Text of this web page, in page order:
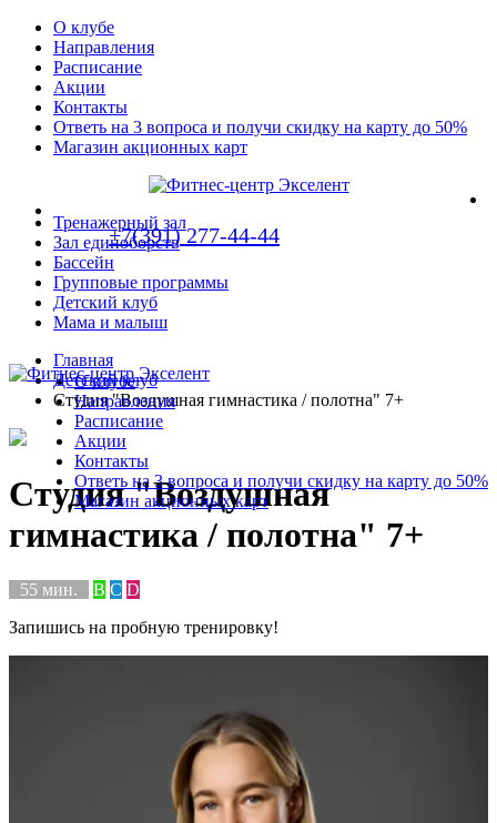
О клубе
Направления
Расписание
Акции
Контакты
Ответь на 3 вопроса и получи скидку на карту до 50%
Магазин акционных карт
+7(391) 277-44-44
Тренажерный зал
Зал единоборств
Бассейн
Групповые программы
Детский клуб
Мама и малыш
О клубе
Направления
Расписание
Акции
Контакты
Ответь на 3 вопроса и получи скидку на карту до 50%
Магазин акционных карт
Главная
Детский клуб
Студия "Воздушная гимнастика / полотна" 7+
Студия "Воздушная
гимнастика / полотна" 7+
55 мин. B C D
Запишись на пробную тренировку!